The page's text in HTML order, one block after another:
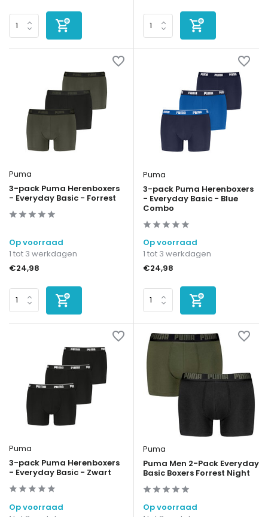
Puma
3-pack Puma Herenboxers
- Everyday Basic - Forrest
Op voorraad
1 tot 3 werkdagen
€24,98
Puma
3-pack Puma Herenboxers
- Everyday Basic - Blue
Combo
Op voorraad
1 tot 3 werkdagen
€24,98
Puma
3-pack Puma Herenboxers
- Everyday Basic - Zwart
Op voorraad
Puma
Puma Men 2-Pack Everyday
Basic Boxers Forrest Night
Op voorraad